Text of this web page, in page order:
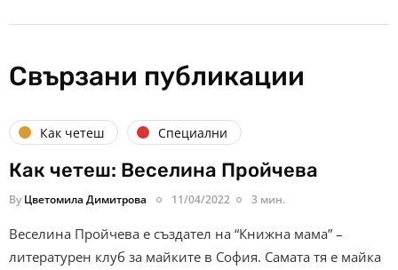
Свързани публикации
Как четеш Специални
Как четеш: Веселина Пройчева
By Цветомила Димитрова 11/04/2022 3 мин.
Веселина Пройчева е създател на “Книжна мама” –
литературен клуб за майките в София. Самата тя е майка